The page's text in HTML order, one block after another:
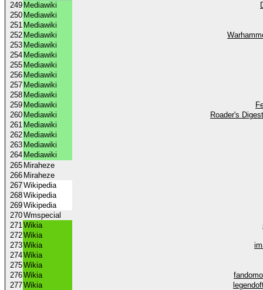
249 Mediawiki
250 Mediawiki
251 Mediawiki
252 Mediawiki
253 Mediawiki
254 Mediawiki
255 Mediawiki
256 Mediawiki
257 Mediawiki
258 Mediawiki
259 Mediawiki
260 Mediawiki
Roader's
261 Mediawiki
262 Mediawiki
263 Mediawiki
264 Mediawiki
265 Miraheze
266 Miraheze
267Wikipedia
268Wikipedia
269Wikipedia
270Wmspecial
271Wikia
272Wikia
273Wikia
274Wikia
275Wikia
276Wikia
277Wikia